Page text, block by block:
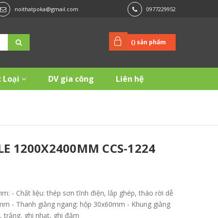
noithatpoka@gmail.com 0977229952
() sản phẩm
Loại DV gia công Liên hệ
1200X2400MM CCS-1224
- Chất liệu: thép sơn tĩnh điện, lắp ghép, tháo rời dễ
- Thanh giằng ngang: hộp 30x60mm - Khung giằng
trắng, ghi nhạt, ghi đậm